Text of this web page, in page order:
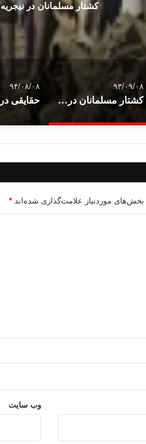
کشتار مسلمانان در نیجریه
۹۳/۰۹/۰۸
کشتار مسلمانان در نیجریه
۹۴/۰۸/۰۸
بخش‌های موردنیاز علامت‌گذاری شده‌اند *
وب‌ سایت